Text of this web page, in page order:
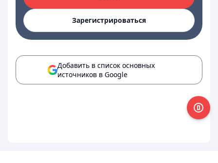
Зарегистрироваться
Добавить в список основных
источников в Google